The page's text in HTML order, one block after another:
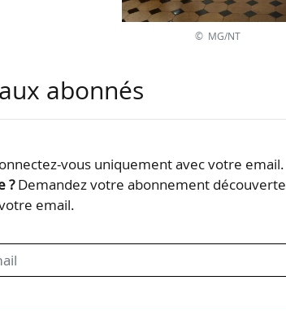
inscription
© MG/NT
abonnés
vous uniquement avec votre email.
?Demandez votre abonnement découverte
email.